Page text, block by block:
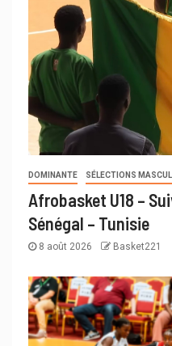
DOMINANTE SÉLECTIONS
Afrobasket U18 –
Sénégal – Tunisie
8 août 2026 Basket221